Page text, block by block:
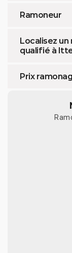
Ramoneur
Localisez
qualifié à
Prix